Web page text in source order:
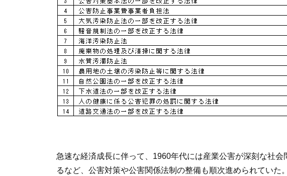
急速な経済成長に伴って、1960年代には産業公害が深刻な社
るなど、公害対策や公害関係法制の整備も順次進められてい